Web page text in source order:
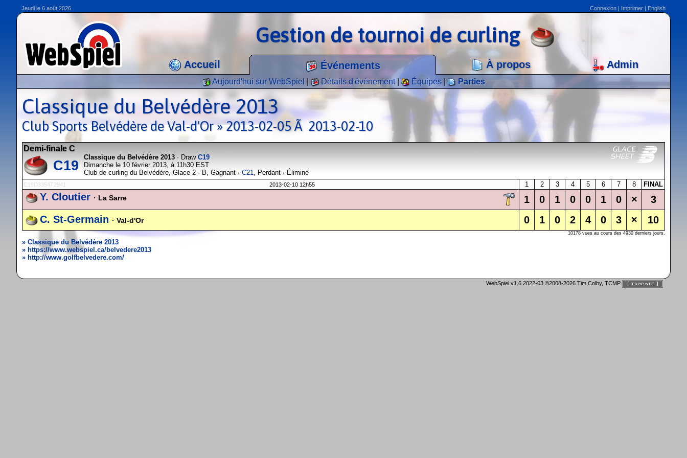
Jeudi le 6 août 2026 Connexion | Imprimer | English
Gestion de tournoi de curling
Accueil Événements À propos Admin
Aujourd'hui sur WebSpiel Détails d'événement| Équipes| Parties
Classique du Belvédère 2013
Club Sports Belvédère de Val-d'Or » 2013-02-05 Ã 2013-02-10
Demi-finale C
C19
Classique du Belvédère 2013 · Draw C19
Dimanche le 10 février 2013, à 11h30 EST
Club de curling du Belvédère, Glace 2 · B, Gagnant › C21, Perdant › Éliminé
C19D3354T2941 2013-02-10 12h55 1 2 3 4 5 6 7 8 FINAL
Y. Cloutier · La Sarre 1 0 1 0 0 1 0 ×
3
C. St-Germain · Val-d'Or 0 1 0 2 4 0 3 × 10
10178 vues au cours des 4930 derniers jours.
» Classique du Belvédère 2013
» https://www.webspiel.ca/belvedere2013
» http://www.golfbelvedere.com/
WebSpiel v1.6 2022-03 ©2008-2026 Tim Colby, TCMP